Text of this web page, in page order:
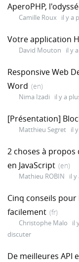
AperoPHP,
Camille Roux il y a
Votre application
David Mouton il y
Responsive Web
Word (en)
Nima Izadi il y a
[Présentation]
Matthieu Segret il
2 choses à
en JavaScript (en)
Mathieu ROBIN il y
Cinq conseils
facilement (fr)
Christophe Malo
il
discuter
De meilleures API